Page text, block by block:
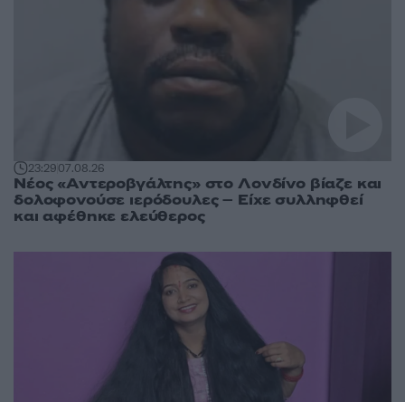
23:2907.08.26
Νέος «Αντεροβγάλτης» στο Λονδίνο βίαζε και
δολοφονούσε ιερόδουλες – Είχε συλληφθεί
και αφέθηκε ελεύθερος